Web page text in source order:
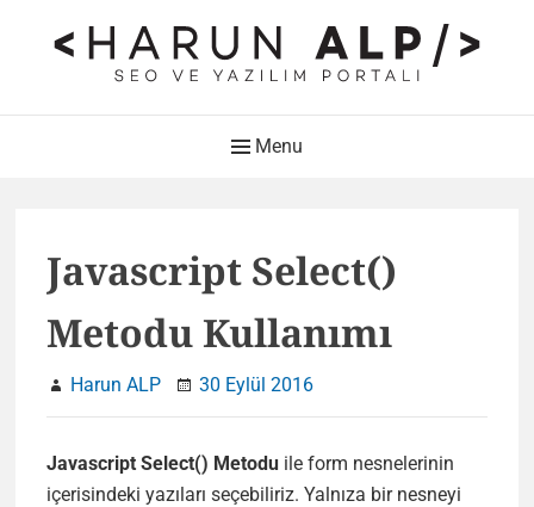
HARUN ALP Kişisel Blog –
SEO ve Yazılım Portalı
Menu
Javascript Select()
Metodu Kullanımı
Harun ALP 30 Eylül 2016
Javascript Select() Metodu ile form nesnelerinin
içerisindeki yazıları seçebiliriz. Yalnıza bir nesneyi